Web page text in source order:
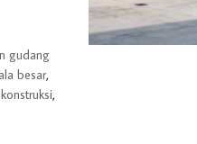
gudang
besar,
,